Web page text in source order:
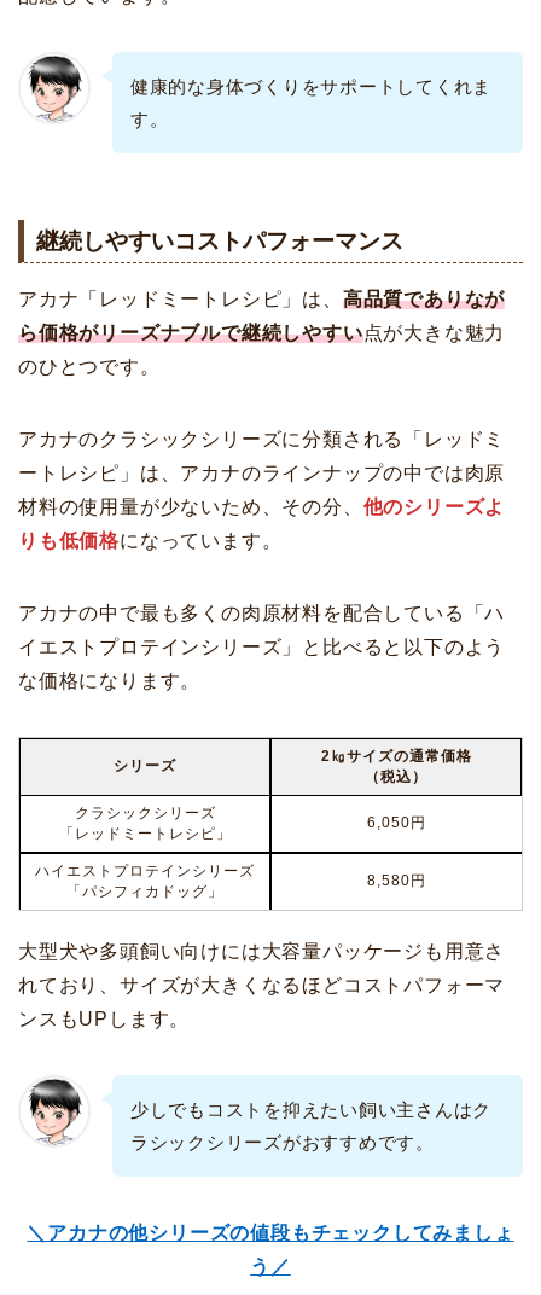
健康的な身体づくりをサポートしてくれま
す。
継続しやすいコストパフォーマンス
アカナ「レッドミートレシピ」は、 高品質でありなが
ら価格がリーズナブルで継続しやすい点が大きな魅力
のひとつです。
アカナのクラシックシリーズに分類される「レッドミ
ートレシピ」は、アカナのラインナップの中では肉原
材料の使用量が少ないため、その分、 他のシリーズよ
りも低価格になっています。
アカナの中で最も多くの肉原材料を配合している「ハ
イエストプロテインシリーズ」と比べると以下のよう
な価格になります。
シリーズ
2㎏サイズの通常価格
（税込）
クラシックシリーズ
「レッドミートレシピ」
6,050円
ハイエストプロテインシリーズ
「パシフィカドッグ」
8,580円
大型犬や多頭飼い向けには大容量パッケージも用意さ
れており、サイズが大きくなるほどコストパフォーマ
ンスもUPします。
少しでもコストを抑えたい飼い主さんはク
ラシックシリーズがおすすめです。
＼アカナの他シリーズの値段もチェックしてみましょ
う／